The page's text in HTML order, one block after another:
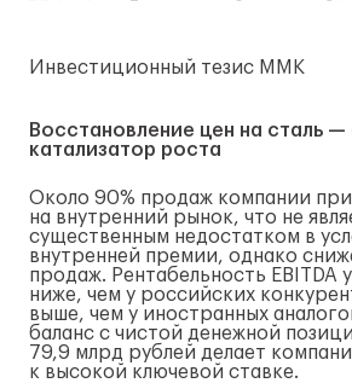
Инвестиционный тезис ММК
Восстановление цен на сталь
катализатор роста
Около 90% продаж компании
на внутренний рынок, что не
существенным недостатком в
внутренней премии, однако
продаж. Рентабельность
ниже, чем у российских
выше, чем у иностранных
баланс с чистой денежной
79,9 млрд рублей делает
к высокой ключевой ставке.